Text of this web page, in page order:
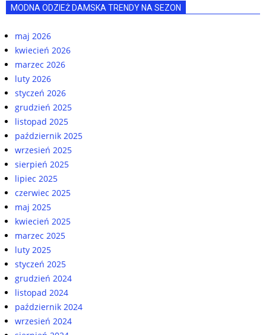
MODNA ODZIEŻ DAMSKA TRENDY NA SEZON
maj 2026
kwiecień 2026
marzec 2026
luty 2026
styczeń 2026
grudzień 2025
listopad 2025
październik 2025
wrzesień 2025
sierpień 2025
lipiec 2025
czerwiec 2025
maj 2025
kwiecień 2025
marzec 2025
luty 2025
styczeń 2025
grudzień 2024
listopad 2024
październik 2024
wrzesień 2024